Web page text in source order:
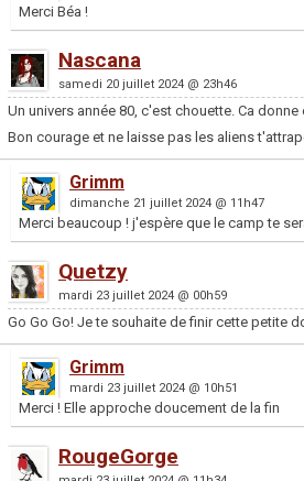
Merci Béa !
Nascana
samedi 20 juillet 2024 @ 23h46
Un univers année 80, c'est chouette. Ca
Bon courage et ne laisse pas les aliens
Grimm
dimanche 21 juillet 2024 @ 11h47
Merci beaucoup ! j'espère que le camp te
Quetzy
mardi 23 juillet 2024 @ 00h59
Go Go Go! Je te souhaite de finir cette petite
Grimm
mardi 23 juillet 2024 @ 10h51
Merci ! Elle approche doucement de la fin
RougeGorge